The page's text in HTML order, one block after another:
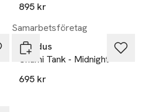
895 kr
Samarbetsföretag
Residus
Chami Tank - Midnight
695 kr